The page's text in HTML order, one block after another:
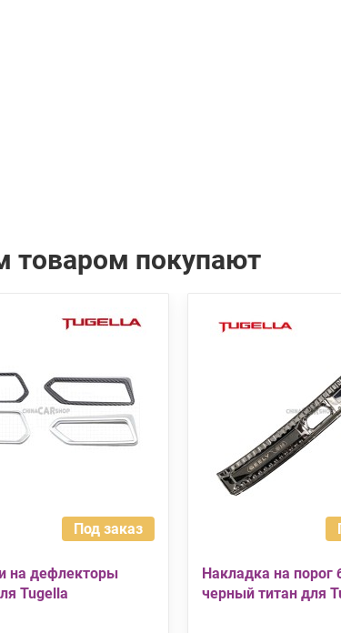
товаром покупают
Под заказ
на дефлекторы
Tugella
Накладка на порог
черный титан для